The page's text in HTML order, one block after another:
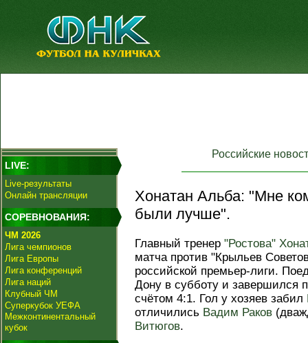
LIVE:
Live-результаты
Онлайн трансляции
СОРЕВНОВАНИЯ:
ЧМ 2026
Лига чемпионов
Лига Европы
Лига конференций
Лига наций
Клубный ЧМ
Суперкубок УЕФА
Межконтинентальный
кубок
Российские
Хонатан Альба: "Мне
были лучше".
Главный тренер "Ростова"
матча против "Крыльев
российской премьер-лиги.
Дону в субботу и завершился
счётом 4:1. Гол у хозяев забил
отличились Вадим Раков
Витюгов.